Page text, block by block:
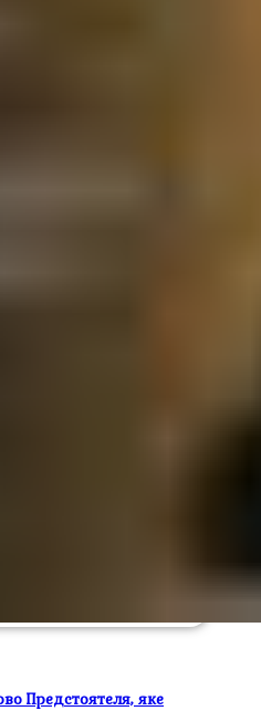
Предстоятеля, яке